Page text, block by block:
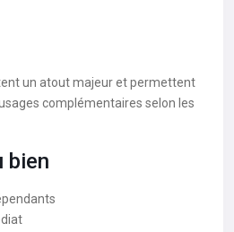
un atout majeur et permettent
complémentaires selon les
bien